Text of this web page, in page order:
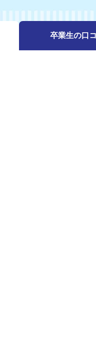
卒業生の口